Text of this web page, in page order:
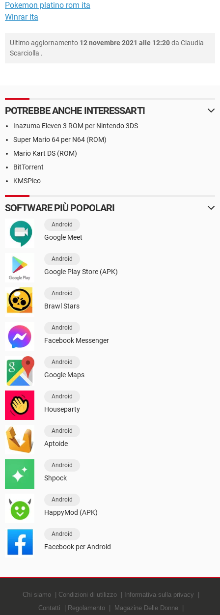
Pokemon platino rom ita
Winrar ita
Ultimo aggiornamento 12 novembre 2021 alle 12:20da Claudia
Scarciolla .
POTREBBE ANCHE INTERESSARTI
Inazuma Eleven 3 ROM per Nintendo 3DS
Super Mario 64 per N64 (ROM)
Mario Kart DS (ROM)
BitTorrent
KMSPico
SOFTWARE PIÙ POPOLARI
Android
Google Meet
Android
Google Play Store (APK)
Android
Brawl Stars
Android
Facebook Messenger
Android
Google Maps
Android
Houseparty
Android
Aptoide
Android
Shpock
Android
HappyMod (APK)
Android
Facebook per Android
Chi siamo Condizioni di utilizzo
Informativa sulla privacy
Contatti
Regolamento Magazine Delle Donne